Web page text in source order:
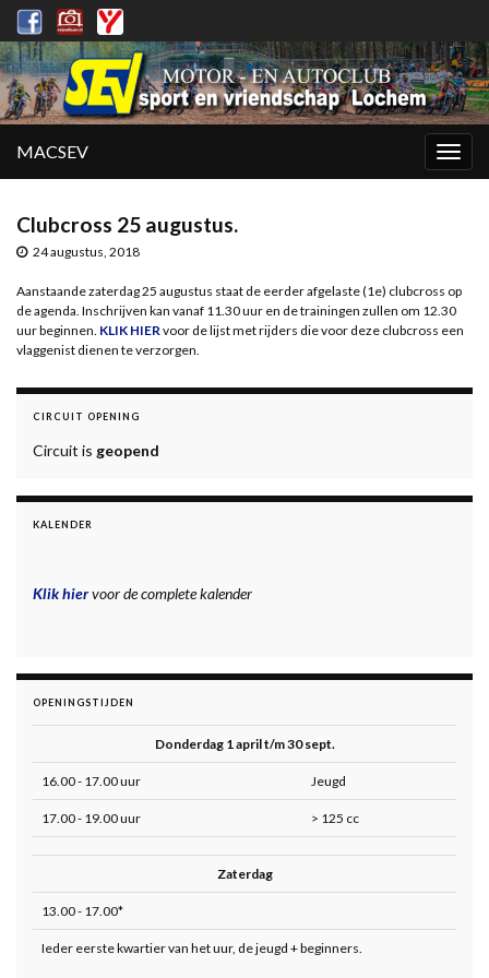
MACSEV
Clubcross 25 augustus.
24 augustus, 2018
Aanstaande zaterdag 25 augustus staat de eerder afgelaste (1e) clubcross op
de agenda. Inschrijven kan vanaf 11.30 uur en de trainingen zullen om 12.30
uur beginnen. KLIK HIER voor de lijst met rijders die voor deze clubcross een
vlaggenist dienen te verzorgen.
CIRCUIT OPENING
Circuit is geopend
KALENDER
Klik hiervoor de complete kalender
OPENINGSTIJDEN
Donderdag 1 april t/m 30 sept.
16.00 - 17.00 uur Jeugd
17.00 - 19.00 uur > 125 cc
Zaterdag
13.00 - 17.00*
Ieder eerste kwartier van het uur, de jeugd + beginners.